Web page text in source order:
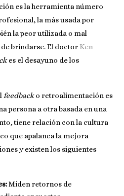
es la herramienta número
la más usada por
la peor utilizada o mal
brindarse. El doctor Ken
es el desayuno de los
feedbacko retroalimentación es
persona a otra basada en una
tiene relación con la cultura
que apalanca la mejora
y existen los siguientes
Miden retornos de